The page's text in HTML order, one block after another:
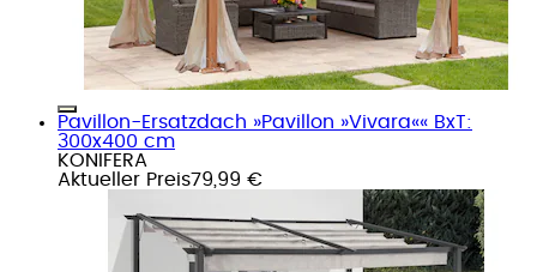
Pavillon-Ersatzdach »Pavillon »Vivara«« BxT:
300x400 cm
KONIFERA
Aktueller Preis79,99 €